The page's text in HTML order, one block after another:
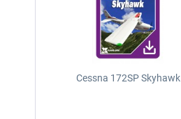
Cessna 172SP Skyhawk